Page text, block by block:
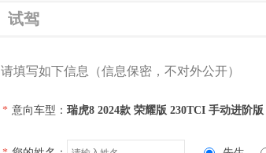
每缸气门数(个) 4
试驾
请填写如下信息（信息保密，不对外公开）
* 意向车型： 瑞虎8 2024款 荣耀版 230TCI 手动进阶版